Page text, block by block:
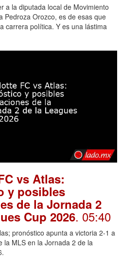
a la diputada local de Movimiento
Pedroza Orozco, es de esas que
carrera política. Y es una lástima
vs Atlas:
y posibles
de la Jornada 2
Cup 2026. 05:40
pronóstico apunta a victoria 2-1 a
la MLS en la Jornada 2 de la